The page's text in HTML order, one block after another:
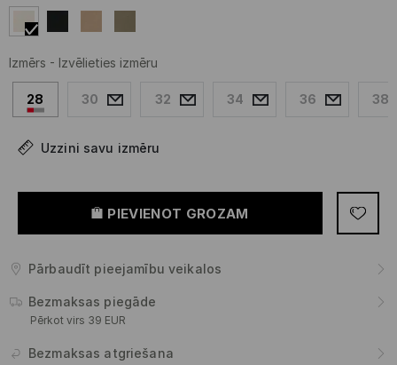
Izmērs - Izvēlieties izmēru
28 30 32 34 36 38
Uzzini savu izmēru
PIEVIENOT GROZAM
Pārbaudīt pieejamību veikalos
Bezmaksas piegāde
Pērkot virs 39 EUR
Bezmaksas atgriešana